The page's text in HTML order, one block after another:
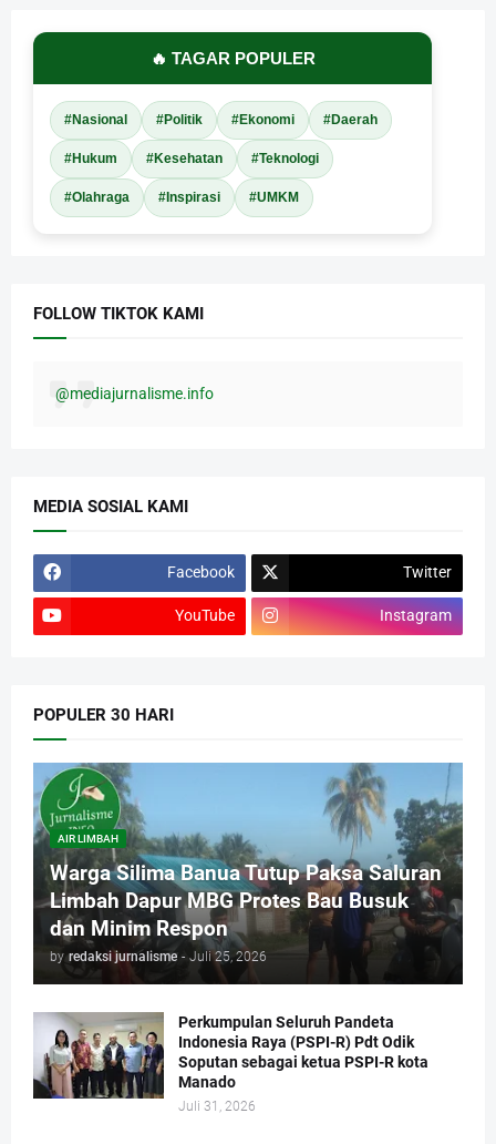
🔥 TAGAR POPULER
#Nasional #Politik #Ekonomi #Daerah
#Hukum #Kesehatan #Teknologi
#Olahraga #Inspirasi #UMKM
FOLLOW TIKTOK KAMI
@mediajurnalisme.info
MEDIA SOSIAL KAMI
Facebook Twitter
YouTube Instagram
POPULER 30 HARI
AIR LIMBAH
Warga Silima Banua Tutup Paksa Saluran
Limbah Dapur MBG Protes Bau Busuk
dan Minim Respon
by redaksi jurnalisme - Juli 25, 2026
Perkumpulan Seluruh Pandeta
Indonesia Raya (PSPI-R) Pdt Odik
Soputan sebagai ketua PSPI-R kota
Manado
Juli 31, 2026